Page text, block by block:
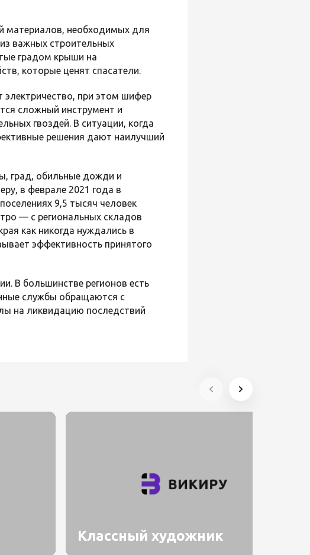
материалов, необходимых для
важных строительных
градом крыши на
которые ценят спасатели.
электричество, при этом шифер
сложный инструмент и
гвоздей. В ситуации, когда
решения дают наилучший
град, обильные дожди и
в феврале 2021 года в
9,5 тысяч человек
— с региональных складов
как никогда нуждались в
эффективность принятого
В большинстве регионов есть
службы обращаются с
на ликвидацию последствий
Классный художник